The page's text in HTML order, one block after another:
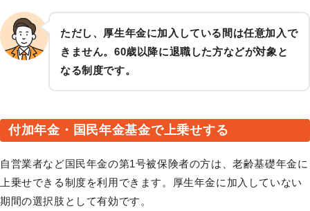
ただし、厚生年金に加入している間は任意加入で
きません。60歳以降に退職した方などが対象と
なる制度です。
付加年金・国民年金基金で上乗せする
自営業者など国民年金の第1号被保険者の方は、老齢基礎年金に
上乗せできる制度を利用できます。厚生年金に加入していない
期間の選択肢として有効です。